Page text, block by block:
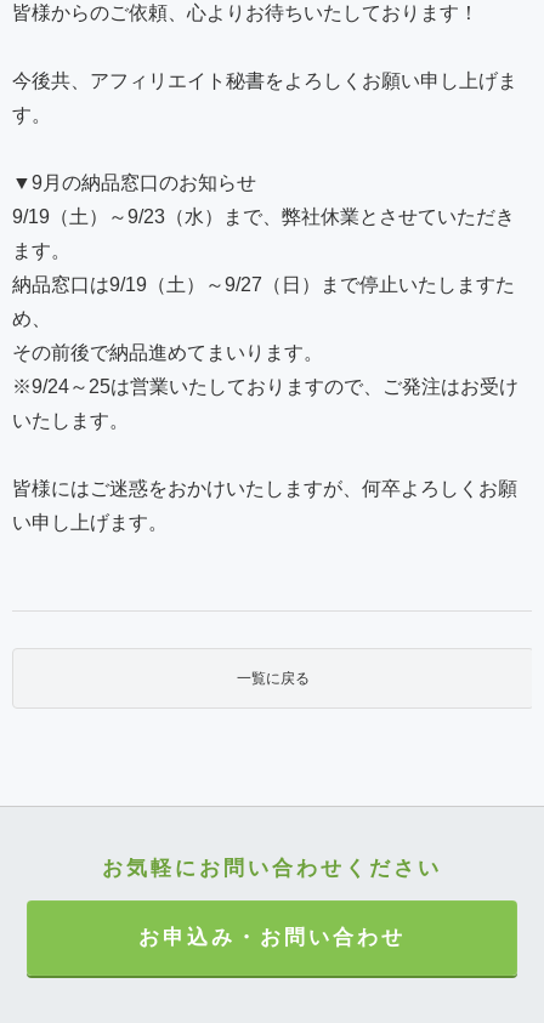
皆様からのご依頼、心よりお待ちいたしております！
今後共、アフィリエイト秘書をよろしくお願い申し上げま
す。
▼9月の納品窓口のお知らせ
9/19（土）～9/23（水）まで、弊社休業とさせていただき
ます。
納品窓口は9/19（土）～9/27（日）まで停止いたしますた
め、
その前後で納品進めてまいります。
※9/24～25は営業いたしておりますので、ご発注はお受け
いたします。
皆様にはご迷惑をおかけいたしますが、何卒よろしくお願
い申し上げます。
一覧に戻る
お気軽にお問い合わせください
お申込み・お問い合わせ